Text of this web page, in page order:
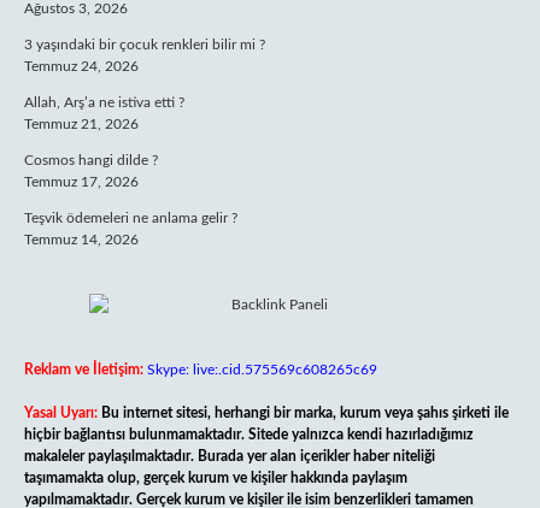
Ağustos 3, 2026
3 yaşındaki bir çocuk renkleri bilir mi ?
Temmuz 24, 2026
Allah, Arş’a ne istiva etti ?
Temmuz 21, 2026
Cosmos hangi dilde ?
Temmuz 17, 2026
Teşvik ödemeleri ne anlama gelir ?
Temmuz 14, 2026
Reklam ve İletişim: Skype: live:.cid.575569c608265c69
Yasal Uyarı: Bu internet sitesi, herhangi bir marka, kurum veya şahıs şirketi ile
hiçbir bağlantısı bulunmamaktadır. Sitede yalnızca kendi hazırladığımız
makaleler paylaşılmaktadır. Burada yer alan içerikler haber niteliği
taşımamakta olup, gerçek kurum ve kişiler hakkında paylaşım
yapılmamaktadır. Gerçek kurum ve kişiler ile isim benzerlikleri tamamen